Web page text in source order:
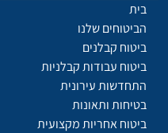
בית
הביטוחים שלנו
ביטוח קבלנים
ביטוח עבודות קבלניות
התחדשות עירונית
בטיחות ותאונות
ביטוח אחריות מקצועית